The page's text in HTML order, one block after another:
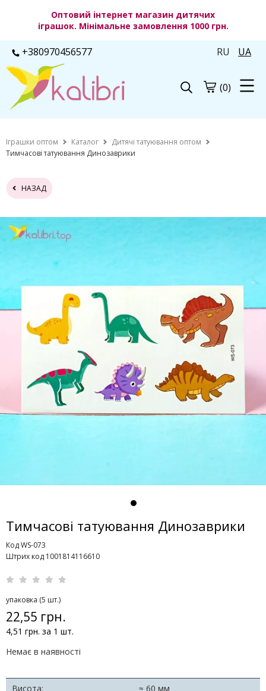
Оптовий інтернет магазин дитячих
іграшок. Мінімальне замовлення 1000 грн.
+380970456577 RU UA
(0)
Іграшки оптом Каталог
Дитячі татуювання оптом
Тимчасові татуювання Динозаврики
НАЗАД
Тимчасові татуювання Динозаврики
Код WS-073
Штрих код 1001814116610
упаковка (5 шт.)
22,55 грн.
4,51 грн. за 1 шт.
Немає в наявності
Висота:
≈ 60 мм